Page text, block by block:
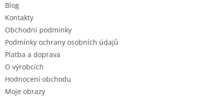
Blog
Kontakty
Obchodní podmínky
Podmínky ochrany osobních údajů
Platba a doprava
O výrobcích
Hodnocení obchodu
Moje obrazy